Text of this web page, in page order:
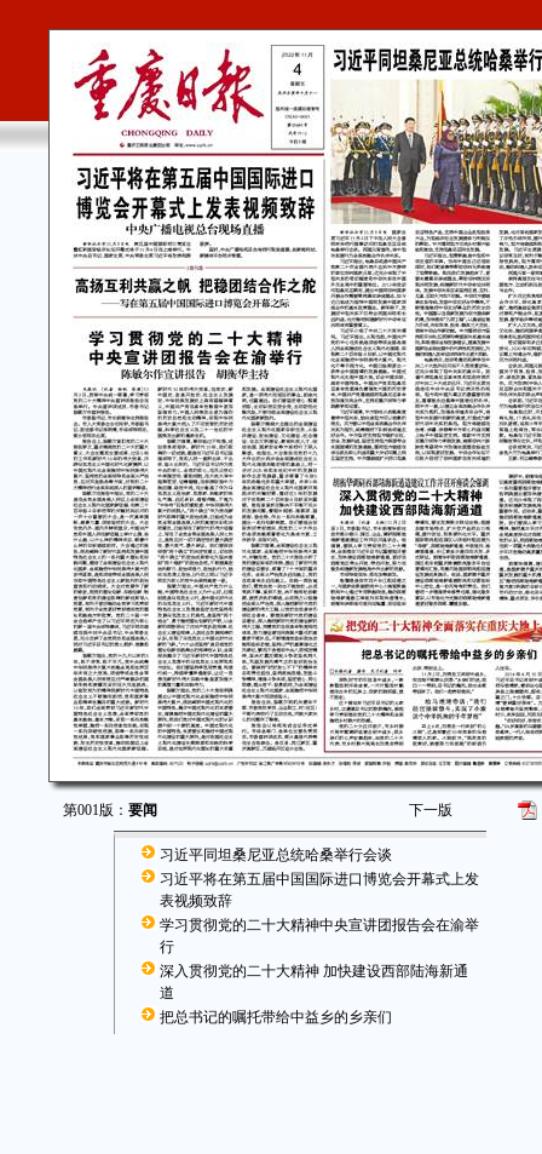
第001版： 要闻 下一版
习近平同坦桑尼亚总统哈桑举行会谈
习近平将在第五届中国国际进口博览会开幕式上发
表视频致辞
学习贯彻党的二十大精神中央宣讲团报告会在渝举
行
深入贯彻党的二十大精神 加快建设西部陆海新通
道
把总书记的嘱托带给中益乡的乡亲们